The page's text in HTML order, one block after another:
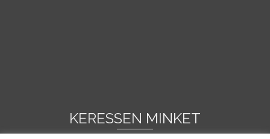
KERESSEN MINKET